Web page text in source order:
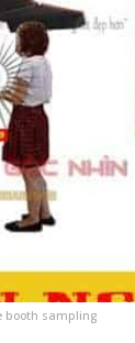
booth sampling